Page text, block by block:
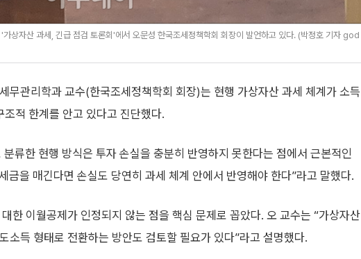
상자산 과세, 긴급 점검 토론회'에서 오문성 한국조세정책학회 회장이 발언하고 있다. (박정호 기자 god
무관리학과 교수(한국조세정책학회 회장)는 현행 가상자산 과세 체계가 소득
적 한계를 안고 있다고 진단했다.
류한 현행 방식은 투자 손실을 충분히 반영하지 못한다는 점에서 근본적인
금을 매긴다면 손실도 당연히 과세 체계 안에서 반영해야 한다”라고 말했다.
한 이월공제가 인정되지 않는 점을 핵심 문제로 꼽았다. 오 교수는 “가상자산
소득 형태로 전환하는 방안도 검토할 필요가 있다”라고 설명했다.